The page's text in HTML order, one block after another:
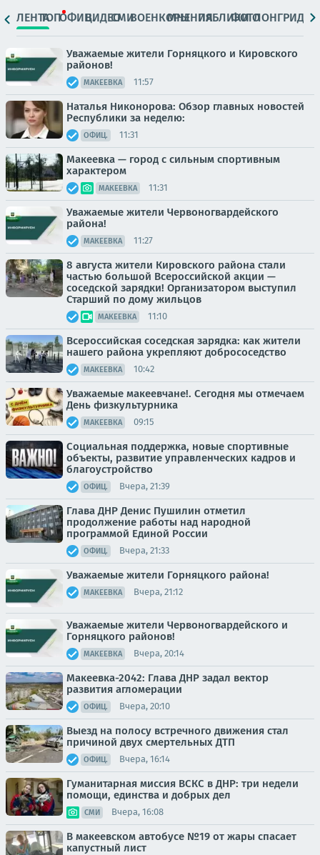
ЛЕНТАТОПОФИЦ.ВИДЕОСМИВОЕНКОРЫМНЕНИЯПАБЛИКИ
ФОТОЛОНГРИДЫ
Уважаемые жители Горняцкого и Кировского
районов!
МАКЕЕВКА 11:57
Наталья Никонорова: Обзор главных новостей
Республики за неделю:
ОФИЦ. 11:31
Макеевка — город с сильным спортивным
характером
МАКЕЕВКА 11:31
Уважаемые жители Червоногвардейского
района!
МАКЕЕВКА 11:27
8 августа жители Кировского района стали
частью большой Всероссийской акции —
соседской зарядки! Организатором выступил
Старший по дому жильцов
МАКЕЕВКА 11:10
Всероссийская соседская зарядка: как жители
нашего района укрепляют добрососедство
МАКЕЕВКА 10:42
Уважаемые макеевчане!. Сегодня мы отмечаем
День физкультурника
МАКЕЕВКА 09:15
Социальная поддержка, новые спортивные
объекты, развитие управленческих кадров и
благоустройство
ОФИЦ. Вчера, 21:39
Глава ДНР Денис Пушилин отметил
продолжение работы над народной
программой Единой России
ОФИЦ. Вчера, 21:33
Уважаемые жители Горняцкого района!
МАКЕЕВКА Вчера, 21:12
Уважаемые жители Червоногвардейского и
Горняцкого районов!
МАКЕЕВКА Вчера, 20:14
Макеевка-2042: Глава ДНР задал вектор
развития агломерации
ОФИЦ. Вчера, 20:10
Выезд на полосу встречного движения стал
причиной двух смертельных ДТП
ОФИЦ. Вчера, 16:14
Гуманитарная миссия ВСКС в ДНР: три недели
помощи, единства и добрых дел
СМИ Вчера, 16:08
В макеевском автобусе №19 от жары спасает
капустный лист